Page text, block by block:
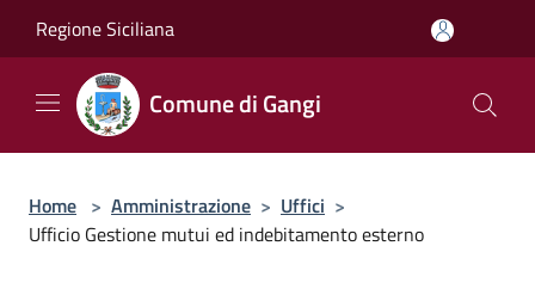
Regione Siciliana
Comune di Gangi
Home > Amministrazione > Uffici >
Ufficio Gestione mutui ed indebitamento esterno